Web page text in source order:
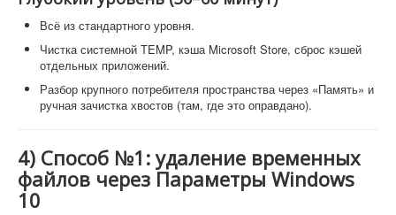
Всё из стандартного уровня.
Чистка системной TEMP, кэша Microsoft Store, сброс кэшей
отдельных приложений.
Разбор крупного потребителя пространства через «Память» и
ручная зачистка хвостов (там, где это оправдано).
4) Способ №1: удаление временных
файлов через Параметры Windows
10